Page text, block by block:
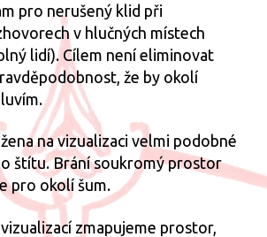
pro nerušený klid při
v hlučných místech
lidí). Cílem není eliminovat
že by okolí
na vizualizaci velmi podobné
štítu. Brání soukromý prostor
pro okolí šum.
zmapujeme prostor,